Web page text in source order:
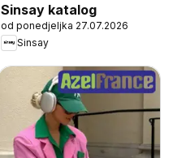
Sinsay katalog
od ponedjeljka 27.07.2026
Sinsay